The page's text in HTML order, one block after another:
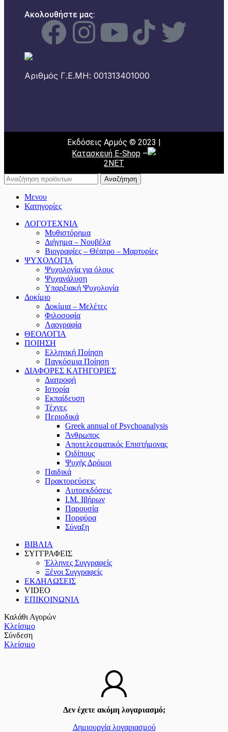
Ακολουθήστε μας:
Αριθμός Γ.Ε.ΜΗ: 001313401000
Εκδόσεις Αρμός © 2023 |
Κατασκευή E-Shop –
2NET
Αναζήτηση
Μενου
Κατηγορίες
ΛΟΓΟΤΕΧΝΙΑ
Μυθιστόρημα
Διήγημα – Νουβέλα
Βιογραφίες – Θέατρο – Μαρτυρίες
ΨΥΧΟΛΟΓΙΑ
Ψυχολογία για όλους
Ψυχανάλυση
Υπαρξιακή Ψυχολογία
Δοκίμιο
Δοκίμια – Μελέτες
Φιλοσοφία
Λαογραφία
ΘΕΟΛΟΓΙΑ
ΠΟΙΗΣΗ
Ελληνική Ποίηση
Παγκόσμια Ποίηση
ΔΙΑΦΟΡΕΣ ΚΑΤΗΓΟΡΙΕΣ
Διατροφή
Ιστορία
Εκπαίδευση
Τέχνες
Περιοδικά
Greek annual of Psychoanalysis
Άνθρωπος
Αποτελεσματικός Επιστήμονας
Οιδίπους
Ψυχής Δρόμοι
Παιδικά
Πρακτoρεύσεις
Αυτοεκδόσεις
Ι.Μ. Ιβήρων
Παρουσία
Πορφύρα
Σύναξη
ΒΙΒΛΙΑ
ΣΥΓΓΡΑΦΕΙΣ
Έλληνες Συγγραφείς
Ξένοι Συγγραφείς
ΕΚΔΗΛΩΣΕΙΣ
VIDEO
ΕΠΙΚΟΙΝΩΝΙΑ
Καλάθι Αγορών
Κλείσιμο
Σύνδεση
Κλείσιμο
Δεν έχετε ακόμη λογαριασμό;
Δημιουργία λογαριασμού